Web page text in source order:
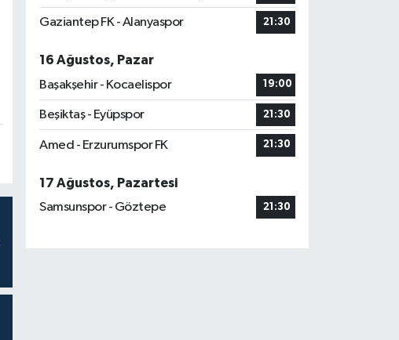
Gaziantep FK - Alanyaspor 21:30
16 Ağustos, Pazar
Başakşehir - Kocaelispor
19:00
Beşiktaş - Eyüpspor 21:30
Amed - Erzurumspor FK 21:30
17 Ağustos, Pazartesi
Samsunspor - Göztepe
21:30